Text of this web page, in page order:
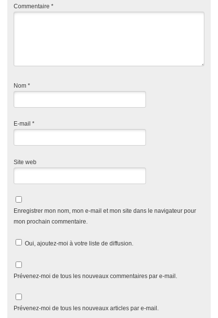
Commentaire *
Nom *
E-mail *
Site web
Enregistrer mon nom, mon e-mail et mon site dans le navigateur pour
mon prochain commentaire.
Oui, ajoutez-moi à votre liste de diffusion.
Prévenez-moi de tous les nouveaux commentaires par e-mail.
Prévenez-moi de tous les nouveaux articles par e-mail.